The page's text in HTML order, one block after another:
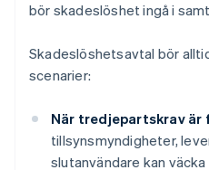
bör skadeslöshet ingå i
Skadeslöshetsavtal bör
scenarier:
När tredjepartskrav är
tillsynsmyndigheter,
slutanvändare kan